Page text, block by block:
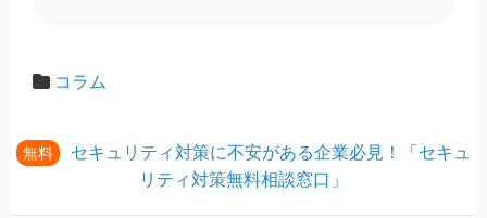
コラム
無料
セキュリティ対策に不安がある企業必見！「セキュ
リティ対策無料相談窓口」